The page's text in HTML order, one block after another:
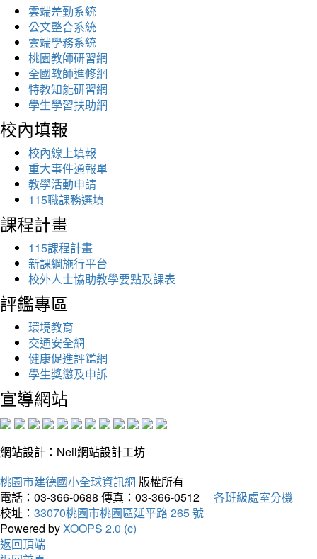
雲端差勤系統
公文整合系統
雲端學務系統
桃園教師研習網
全國教師進修網
特教知能研習網
學生學習扶助網
校內填報
校內線上填報
重大事件通報單
教學活動申請
115職課務選填
課程計畫
115課程計畫
新課綱施行平台
校外人士協助教學要點及課表
評鑑專區
環境教育
交通安全網
健康促進評鑑網
學生獎懲及申訴
宣導網站
網站設計：Neil網站設計工坊
桃園市建德國小全球資訊網 版權所有
電話：03-366-0688 傳真：03-366-0512
各班級處室分機
校址： 33070桃園市桃園區延平路 265 號
Powered byXOOPS 2.0 (c)
返回頂端